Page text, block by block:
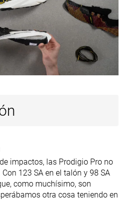
26.9 mm
28.0 mm
25.8 mm
✓ ✓
✓ ✓
impactos, las Prodigio Pro no
123 SA en el talón y 98 SA
como muchísimo, son
otra cosa teniendo en